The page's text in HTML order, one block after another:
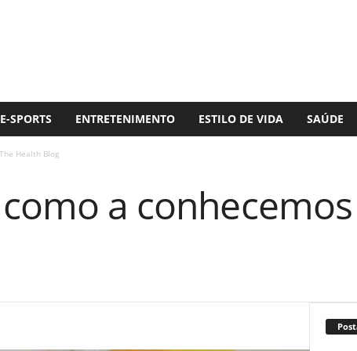
E-SPORTS ENTRETENIMENTO ESTILO DE VIDA SAÚDE
Health Blog
a